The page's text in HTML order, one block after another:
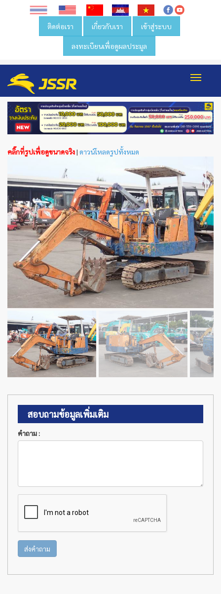
ติดต่อเรา เกี่ยวกับเรา เข้าสู่ระบบ
ลงทะเบียนเพื่อดูผลประมูล
คลิ๊กที่รูปเพื่อดูขนาดจริง| ดาวน์โหลดรูปทั้งหมด
สอบถามข้อมูลเพิ่มเติม
คำถาม :
ส่งคำถาม